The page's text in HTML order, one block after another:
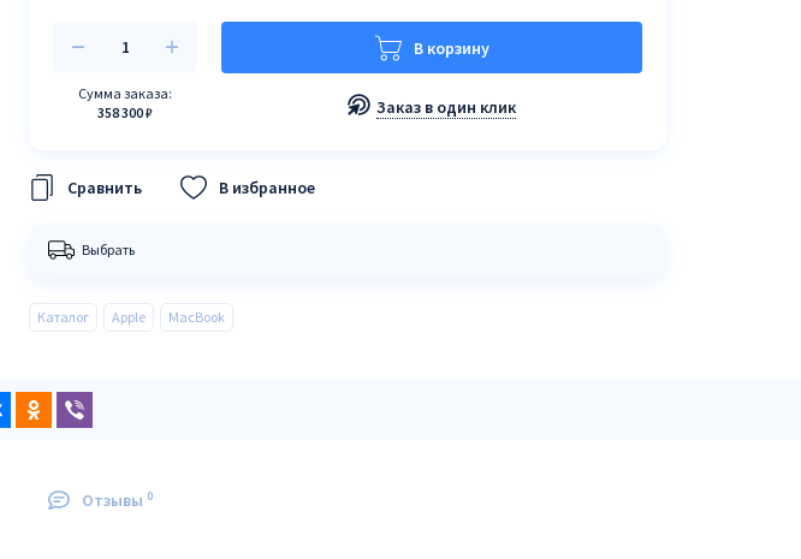
Сумма заказа:
358 300 ₽
В корзину
Заказ в один клик
В избранное
Выбрать
Каталог Apple MacBook
Отзывы 0